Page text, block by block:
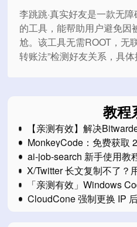
李跳跳·真实好友是一款无
的工具，能帮助用户避免因
尬。该工具无需ROOT，无
转账法”检测好友关系，具
教程
【亲测有效】解决
2026.7.0 显示保险库为空
MonkeyCode：免费获取
发环境
ai-job-search 新手使用教
你的求职工作台
X/Twitter 长文复制不了？
片和互动数据保存成
「亲测有效」Windows
Chrome插件无法使用问
CloudCone 强制更换 IP
网关一定要改